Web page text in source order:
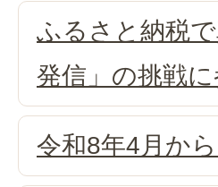
ふるさと納税
発信」の挑戦
令和8年4月か